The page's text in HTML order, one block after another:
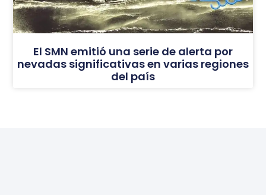
El SMN emitió una serie de alerta por
nevadas significativas en varias regiones
del país